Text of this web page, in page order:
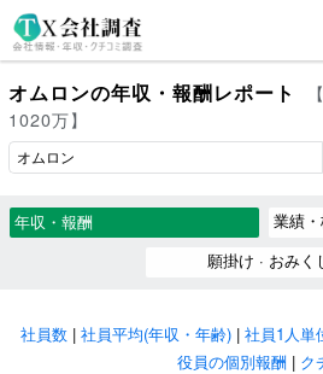
オムロンの年収・報酬レポート
1020万】
年収・報酬
業績
願掛け · おみく
社員数 | 社員平均(年収・年齢) | 社員1人単
役員の個別報酬 | ク